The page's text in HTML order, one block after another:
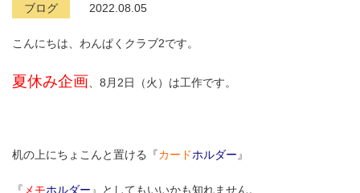
ブログ 2022.08.05
こんにちは、わんぱくクラブ2です。
夏休み企画 、8月2日（火）は工作です。
机の上にちょこんと置ける『カードホルダー 』
『 メモホルダー 』としてもいいかも知れません。